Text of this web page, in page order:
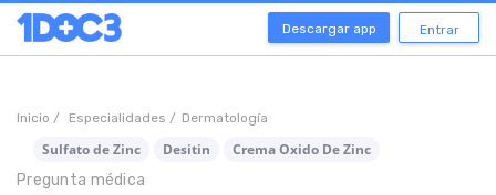
Descargar app Entrar
Inicio / Especialidades / Dermatología
Sulfato de Zinc Desitin
Crema Oxido De Zinc
Pregunta médica